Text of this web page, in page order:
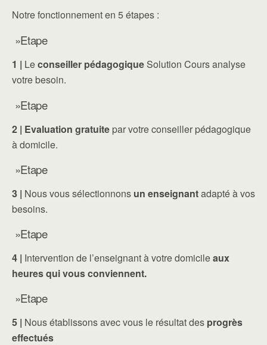
Notre fonctionnement en 5 étapes :
»Etape
1 | Leconseiller pédagogique Solution Cours analyse
votre besoin.
»Etape
2 | Evaluation gratuite par votre conseiller pédagogique
à domicile.
»Etape
3 | Nous vous sélectionnons un enseignantadapté à vos
besoins.
»Etape
4 | Intervention de l’enseignant à votre domicileaux
heures qui vous conviennent.
»Etape
5 | Nous établissons avec vous le résultat des progrès
effectués